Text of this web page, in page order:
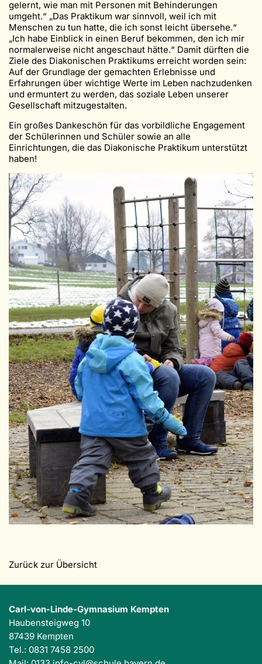
gelernt, wie man mit Personen mit Behinderungen
umgeht.“ „Das Praktikum war sinnvoll, weil ich mit
Menschen zu tun hatte, die ich sonst leicht übersehe.“
„Ich habe Einblick in einen Beruf bekommen, den ich mir
normalerweise nicht angeschaut hätte.“ Damit dürften die
Ziele des Diakonischen Praktikums erreicht worden sein:
Auf der Grundlage der gemachten Erlebnisse und
Erfahrungen über wichtige Werte im Leben nachzudenken
und ermuntert zu werden, das soziale Leben unserer
Gesellschaft mitzugestalten.
Ein großes Dankeschön für das vorbildliche Engagement
der Schülerinnen und Schüler sowie an alle
Einrichtungen, die das Diakonische Praktikum unterstützt
haben!
Zurück zur Übersicht
Carl-von-Linde-Gymnasium Kempten
Haubensteigweg 10
87439 Kempten
Tel.: 0831 7458 2500